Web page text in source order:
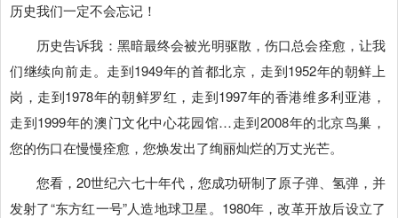
历史我们一定不会忘记！
历史告诉我：黑暗最终会被光明驱散，伤口总会痊愈，让我
们继续向前走。走到1949年的首都北京，走到1952年的朝鲜上
岗，走到1978年的朝鲜罗红，走到1997年的香港维多利亚港，
走到1999年的澳门文化中心花园馆…走到2008年的北京鸟巢，
您的伤口在慢慢痊愈，您焕发出了绚丽灿烂的万丈光芒。
您看，20世纪六七十年代，您成功研制了原子弹、氢弹，并
发射了“东方红一号”人造地球卫星。1980年，改革开放后设立了